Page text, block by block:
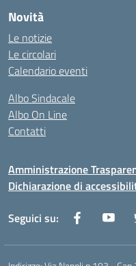
Novità
Le notizie
Le circolari
Calendario eventi
Albo Sindacale
Albo On Line
Contatti
Amministrazione
Dichiarazione di
Seguici su: